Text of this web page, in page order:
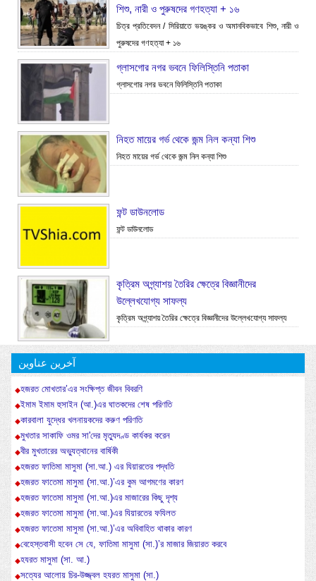
শিশু, নারী ও পুরুষদের গণহত্যা + ১৬
চিত্র প্রতিবেদন / সিরিয়াতে ভয়ঙ্কর ও অমানবিকভাবে শিশু, নারী ও
পুরুষদের গণহত্যা + ১৬
গ্লাসগোর নগর ভবনে ফিলিস্তিনি পতাকা
গ্লাসগোর নগর ভবনে ফিলিস্তিনি পতাকা
নিহত মায়ের গর্ভ থেকে জন্ম নিল কন্যা শিশু
নিহত মায়ের গর্ভ থেকে জন্ম নিল কন্যা শিশু
ফন্ট ডাউনলোড
ফন্ট ডাউনলোড
কৃত্রিম অগ্ন্যাশয় তৈরির ক্ষেত্রে বিজ্ঞানীদের
উল্লেখযোগ্য সাফল্য
কৃত্রিম অগ্ন্যাশয় তৈরির ক্ষেত্রে বিজ্ঞানীদের উল্লেখযোগ্য সাফল্য
آخرین عناوین
হজরত মোখতার’এর সংক্ষিপ্ত জীবন বিবরণি
ইমাম ইমাম হুসাইন (আ.)এর ঘাতকদের শেষ পরিণতি
কারবালা যুদ্ধের খলনায়কদের করুণ পরিণতি
মুখতার সাকাফি ওমর সা'দের মৃত্যুদণ্ড কার্যকর করেন
বীর মুখতারের অভ্যুত্থানের বার্ষিকী
হজরত ফাতিমা মাসুমা (সা.আ.) এর যিয়ারতের পদ্ধতি
হজরত ফাতেমা মাসুমা (সা.আ.)’এর কুম আগমণের কারণ
হজরত ফাতেমা মাসুমা (সা.আ.)এর মাজারের কিছু দৃশ্য
হজরত ফাতেমা মাসুমা (সা.আ.)এর যিয়ারতের ফযিলত
হজরত ফাতেমা মাসুমা (সা.আ.)’এর অবিবাহিত থাকার কারণ
বেহেস্তবাসী হবেন সে যে, ফাতিমা মাসুমা (সা.)’র মাজার জিয়ারত করবে
হযরত মাসুমা (সা. আ.)
সত্যের আলোয় চির-উজ্জ্বল হযরত মাসুমা (সা.)